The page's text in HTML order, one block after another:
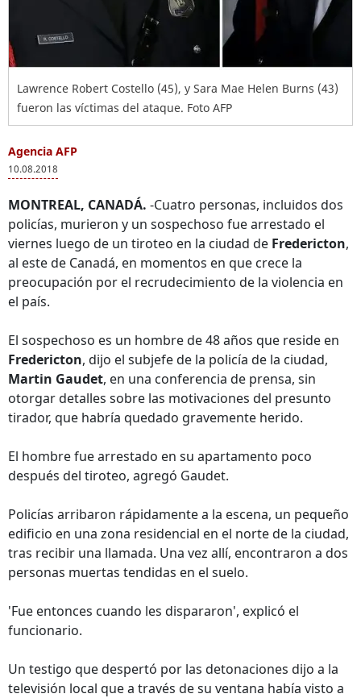
Lawrence Robert Costello (45), y Sara Mae Helen Burns (43)
fueron las víctimas del ataque. Foto AFP
Agencia AFP
10.08.2018
MONTREAL, CANADÁ. -Cuatro personas, incluidos dos
policías, murieron y un sospechoso fue arrestado el
viernes luego de un tiroteo en la ciudad de Fredericton,
al este de Canadá, en momentos en que crece la
preocupación por el recrudecimiento de la violencia en
el país.
El sospechoso es un hombre de 48 años que reside en
Fredericton, dijo el subjefe de la policía de la ciudad,
Martin Gaudet, en una conferencia de prensa, sin
otorgar detalles sobre las motivaciones del presunto
tirador, que habría quedado gravemente herido.
El hombre fue arrestado en su apartamento poco
después del tiroteo, agregó Gaudet.
Policías arribaron rápidamente a la escena, un pequeño
edificio en una zona residencial en el norte de la ciudad,
tras recibir una llamada. Una vez allí, encontraron a dos
personas muertas tendidas en el suelo.
'Fue entonces cuando les dispararon', explicó el
funcionario.
Un testigo que despertó por las detonaciones dijo a la
televisión local que a través de su ventana había visto a